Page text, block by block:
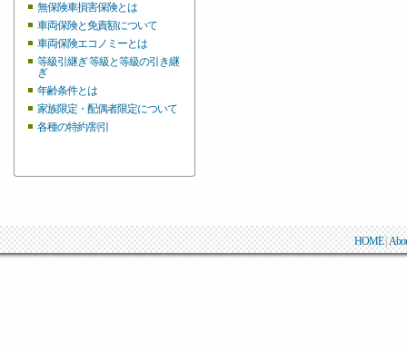
無保険車損害保険とは
車両保険と免責額について
車両保険エコノミーとは
等級引継ぎ 等級と等級の引き継
ぎ
年齢条件とは
家族限定・配偶者限定について
各種の特約/割引
HOME|